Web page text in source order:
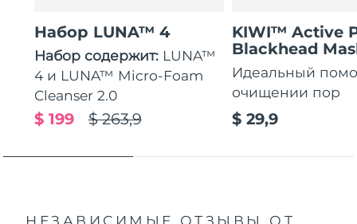
Набор LUNA™ 4
Набор содержит: LUNA™
4 и LUNA™ Micro-Foam
Cleanser 2.0
$ 263,9
$ 199
KIWI™ Active
Blackhead
Идеальный
очищении пор
$ 29,9
НЕЗАВИСИМЫЕ ОТЗЫВЫ
ОТ